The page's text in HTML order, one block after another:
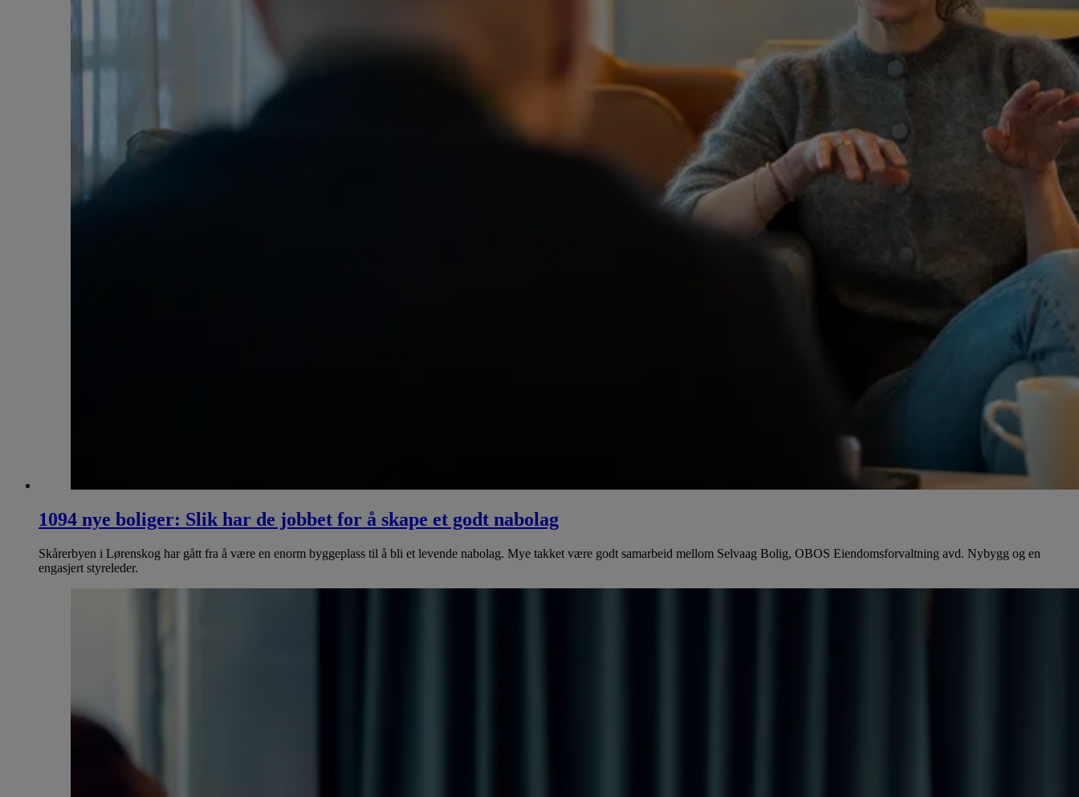
1094 nye boliger: Slik har de jobbet for å skape et godt nabolag
Skårerbyen i Lørenskog har gått fra å være en enorm byggeplass til å bli et levende nabolag. Mye takket være godt samarbeid mellom Selvaag Bolig, OBOS Eiendomsforvaltning avd. Nybygg og en
engasjert styreleder.